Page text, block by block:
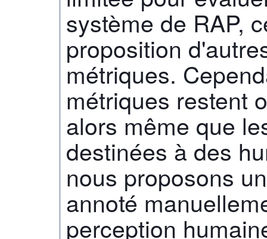
système de RAP,
proposition
métriques.
métriques restent
alors même que
destinées à des
nous proposons
annoté
perception